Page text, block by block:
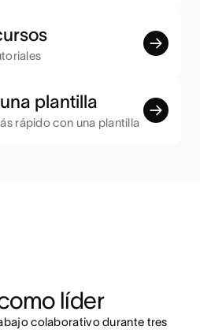
plantilla
rápido con una plantilla
líder
colaborativo durante tres